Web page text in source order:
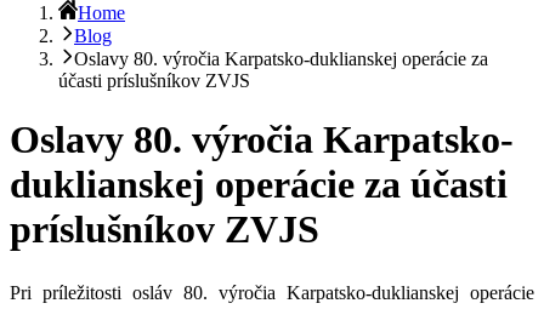
Home
Blog
Oslavy 80. výročia Karpatsko-duklianskej operácie za
účasti príslušníkov ZVJS
Oslavy 80. výročia Karpatsko-
duklianskej operácie za účasti
príslušníkov ZVJS
Pri príležitosti osláv 80. výročia Karpatsko-duklianskej operácie